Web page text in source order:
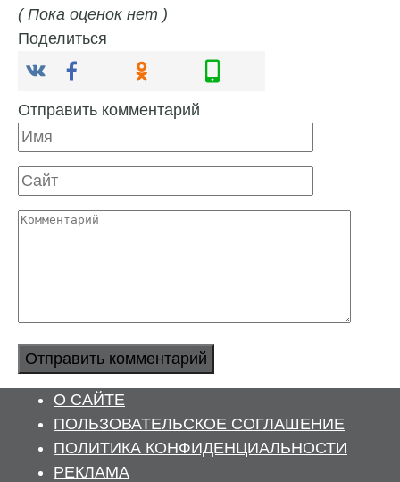
( Пока оценок нет )
Поделиться
Отправить комментарий
Имя
Сайт
Комментарий
О САЙТЕ
ПОЛЬЗОВАТЕЛЬСКОЕ СОГЛАШЕНИЕ
ПОЛИТИКА КОНФИДЕНЦИАЛЬНОСТИ
РЕКЛАМА